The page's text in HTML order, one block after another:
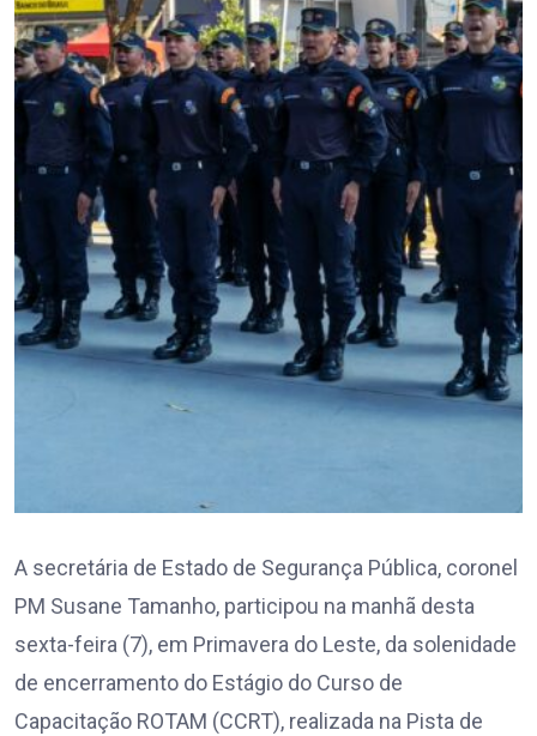
A secretária de Estado de Segurança Pública, coronel
PM Susane Tamanho, participou na manhã desta
sexta-feira (7), em Primavera do Leste, da solenidade
de encerramento do Estágio do Curso de
Capacitação ROTAM (CCRT), realizada na Pista de